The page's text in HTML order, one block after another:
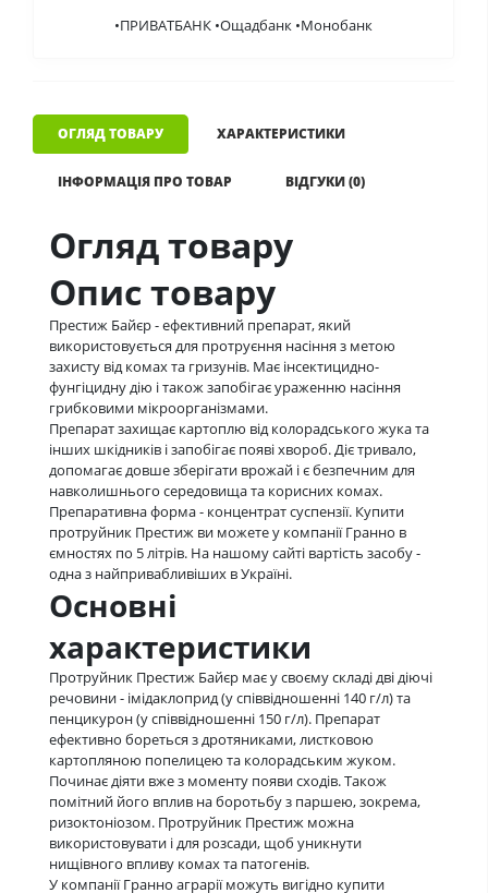
ОГЛЯД ТОВАРУ ХАРАКТЕРИСТИКИ
ІНФОРМАЦІЯ ПРО ТОВАР ВІДГУКИ (0)
Огляд товару
Опис товару
Престиж Байєр - ефективний препарат, який
використовується для протруєння насіння з метою
захисту від комах та гризунів. Має інсектицидно-
фунгіцидну дію і також запобігає ураженню насіння
грибковими мікроорганізмами.
Препарат захищає картоплю від колорадського жука та
інших шкідників і запобігає появі хвороб. Діє тривало,
допомагає довше зберігати врожай і є безпечним для
навколишнього середовища та корисних комах.
Препаративна форма - концентрат суспензії. Купити
протруйник Престиж ви можете у компанії Гранно в
ємностях по 5 літрів. На нашому сайті вартість засобу -
одна з найпривабливіших в Україні.
Основні
характеристики
Протруйник Престиж Байєр має у своєму складі дві діючі
речовини - імідаклоприд (у співвідношенні 140 г/л) та
пенцикурон (у співвідношенні 150 г/л). Препарат
ефективно бореться з дротяниками, листковою
картопляною попелицею та колорадським жуком.
Починає діяти вже з моменту появи сходів. Також
помітний його вплив на боротьбу з паршею, зокрема,
ризоктоніозом. Протруйник Престиж можна
використовувати і для розсади, щоб уникнути
нищівного впливу комах та патогенів.
У компанії Гранно аграрії можуть вигідно купити
•ПРИВАТБАНК •Ощадбанк •Монобанк